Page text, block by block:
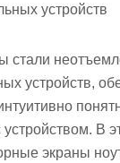
устройств
стали
устройств,
В
экраны